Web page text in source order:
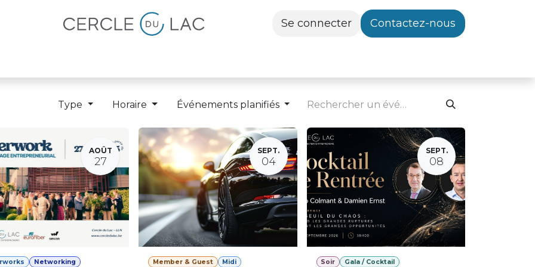
Se connecter Contactez-nous
Type Horaire Événements planifiés
AOÛT
27
Networking
SEPT.
04
Member & Guest
Midi
SEPT.
08
Soir Gala / Cocktail